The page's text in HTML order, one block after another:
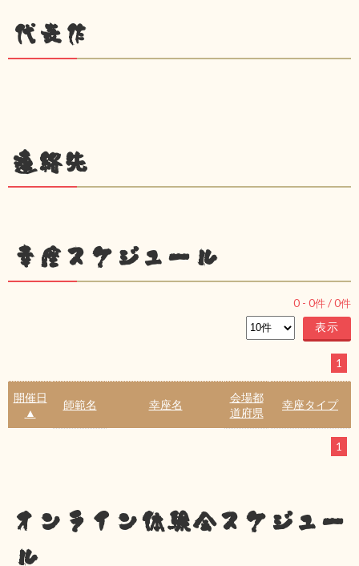
代表作
連絡先
幸座スケジュール
0 - 0件 /0件
1
開催日
▲
師範名 幸座名
会場都
道府県
幸座タイプ
1
オンライン体験会スケジュー
ル